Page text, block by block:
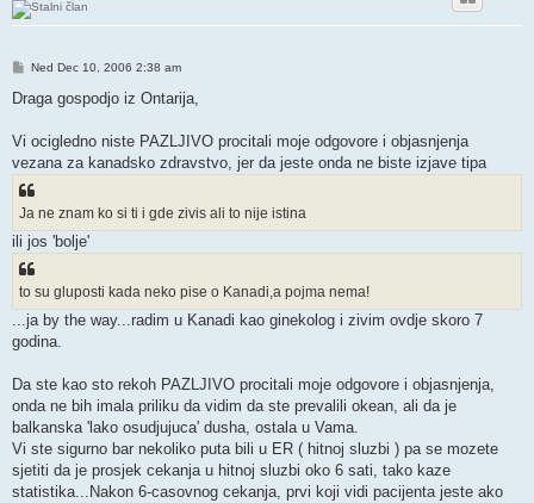
Post
Ned Dec 10, 2006 2:38 am
Draga gospodjo iz Ontarija,
Vi ocigledno niste PAZLJIVO procitali moje odgovore i objasnjenja
vezana za kanadsko zdravstvo, jer da jeste onda ne biste izjave tipa
Ja ne znam ko si ti i gde zivis ali to nije istina
ili jos 'bolje'
to su gluposti kada neko pise o Kanadi,a pojma nema!
...ja by the way...radim u Kanadi kao ginekolog i zivim ovdje skoro 7
godina.
Da ste kao sto rekoh PAZLJIVO procitali moje odgovore i objasnjenja,
onda ne bih imala priliku da vidim da ste prevalili okean, ali da je
balkanska 'lako osudjujuca' dusha, ostala u Vama.
Vi ste sigurno bar nekoliko puta bili u ER ( hitnoj sluzbi ) pa se mozete
sjetiti da je prosjek cekanja u hitnoj sluzbi oko 6 sati, tako kaze
statistika...Nakon 6-casovnog cekanja, prvi koji vidi pacijenta jeste ako